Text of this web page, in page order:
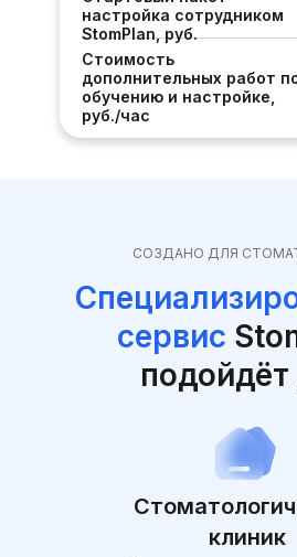
настройка сотрудником
StomPlan, руб.
Стоимость
дополнительных работ
обучению и настройке,
руб./час
СОЗДАНО ДЛЯ
сервис
клиник